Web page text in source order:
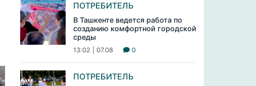
ПОТРЕБИТЕЛЬ
В Ташкенте ведется работа по
созданию комфортной городской
среды
13:02 | 07.08 0
ПОТРЕБИТЕЛЬ